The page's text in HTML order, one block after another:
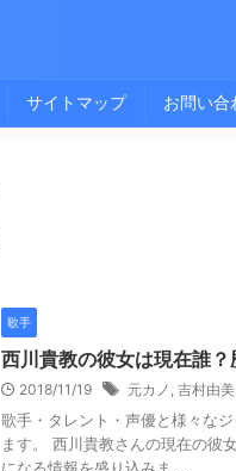
サイトマップ お問い合
歌手
西川貴教の彼女は現在誰
2018/11/19 元カノ , 吉村由美
歌手・タレント・声優と様々な
ます。 西川貴教さんの現在の彼